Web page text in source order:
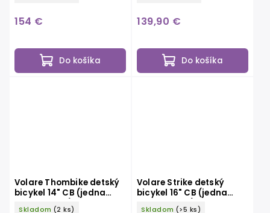
154 €
Do košíka
139,90 €
Do košíka
Volare Thombike detský
bicykel 14" CB (jedna
ručná brzda), modro-
Skladom (2 ks)
Volare Strike detský
bicykel 16" CB (jedna
ručná brzda), čierno-
Skladom (>5 ks)